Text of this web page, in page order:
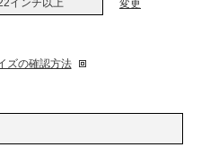
インチ以上 変更
ズの確認方法